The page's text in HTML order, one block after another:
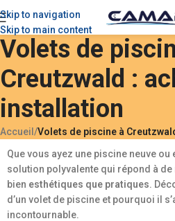
Skip to navigation
Skip to main content
Volets de
Creutzwald :
installation
Accueil /Volets de piscine à
Que vous ayez une piscine neuve
solution polyvalente qui répond à
bien esthétiques que pratiques.
d’un volet de piscine et pourquoi il
incontournable.